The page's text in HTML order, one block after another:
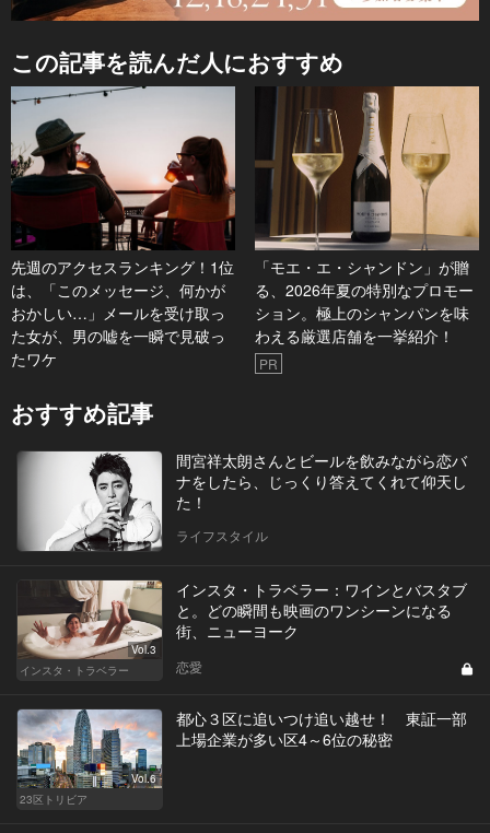
この記事を読んだ人におすすめ
先週のアクセスランキング！1位
は、「このメッセージ、何かが
おかしい…」メールを受け取っ
た女が、男の嘘を一瞬で見破っ
たワケ
「モエ・エ・シャンドン」が贈
る、2026年夏の特別なプロモー
ション。極上のシャンパンを味
わえる厳選店舗を一挙紹介！
PR
おすすめ記事
間宮祥太朗さんとビールを飲みながら恋バ
ナをしたら、じっくり答えてくれて仰天し
た！
ライフスタイル
Vol.3
インスタ・トラベラー
インスタ・トラベラー：ワインとバスタブ
と。どの瞬間も映画のワンシーンになる
街、ニューヨーク
恋愛
Vol.6
23区トリビア
都心３区に追いつけ追い越せ！ 東証一部
上場企業が多い区4～6位の秘密